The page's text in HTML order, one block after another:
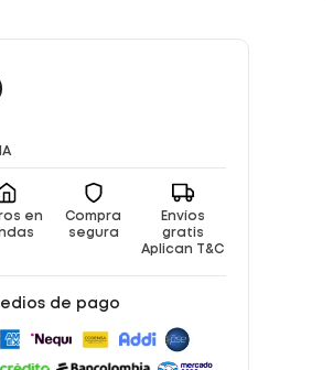
en
Compra
segura
Envíos
gratis
Aplican T&C
de pago